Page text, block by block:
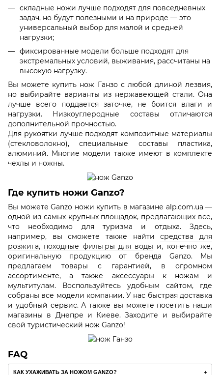
складные ножи лучше подходят для повседневных
задач, но будут полезными и на природе — это
универсальный выбор для малой и средней
нагрузки;
фиксированные модели больше подходят для
экстремальных условий, выживания, рассчитаны на
высокую нагрузку.
Вы можете купить нож Ганзо с любой длиной лезвия,
но выбирайте варианты из нержавеющей стали. Она
лучше всего поддается заточке, не боится влаги и
нагрузки. Низкоуглеродные составы отличаются
дополнительной прочностью.
Для рукоятки лучше подходят композитные материалы
(стекловолокно), специальные составы пластика,
алюминий. Многие модели также имеют в комплекте
чехлы и ножны.
Где купить ножи Ganzo?
Вы можете Ganzo ножи купить в магазине alp.com.ua —
одной из самых крупных площадок, предлагающих все,
что необходимо для туризма и отдыха. Здесь,
например, вы сможете также найтисредства для
розжига, походные фильтры для воды и, конечно же,
оригинальную продукцию от бренда Ganzo. Мы
предлагаем товары с гарантией, в огромном
ассортименте, а также аксессуары к ножам и
мультитулам. Воспользуйтесь удобным сайтом, где
собраны все модели компании. У нас быстрая доставка
и удобный сервис. А также вы можете посетить наши
магазины в Днепре и Киеве. Заходите и выбирайте
свой туристический нож Ganzo!
FAQ
КАК УХАЖИВАТЬ ЗА НОЖОМ GANZO?